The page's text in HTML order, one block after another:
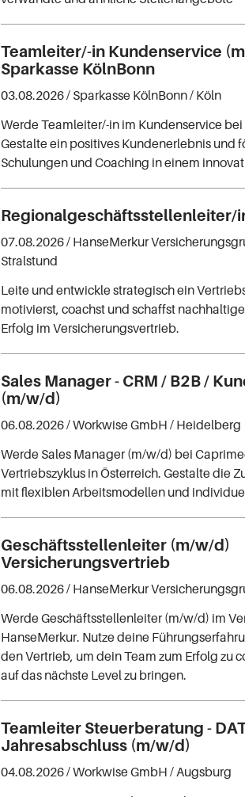
Teamleiter/-in Kundenservice
Sparkasse KölnBonn
03.08.2026 / Sparkasse KölnBonn/ Köln
Werde Teamleiter/-in im Kundenservice
Gestalte ein positives Kundenerlebnis und
Schulungen und Coaching in einem
Regionalgeschäftsstellenleiter/
07.08.2026 / HanseMerkur
Stralstund
Leite und entwickle strategisch ein
motivierst, coachst und schaffst
Erfolg im Versicherungsvertrieb.
Sales Manager - CRM / B2B /
(m/w/d)
06.08.2026 /Workwise GmbH / Heidelberg
Werde Sales Manager (m/w/d) bei
Vertriebszyklus in Österreich. Gestalte die
mit flexiblen Arbeitsmodellen und
Geschäftsstellenleiter (m/w/d)
Versicherungsvertrieb
06.08.2026 / HanseMerkur
Werde Geschäftsstellenleiter (m/w/d) im
HanseMerkur. Nutze deine
den Vertrieb, um dein Team zum Erfolg zu
auf das nächste Level zu bringen.
Teamleiter Steuerberatung -
Jahresabschluss (m/w/d)
04.08.2026 /Workwise GmbH / Augsburg